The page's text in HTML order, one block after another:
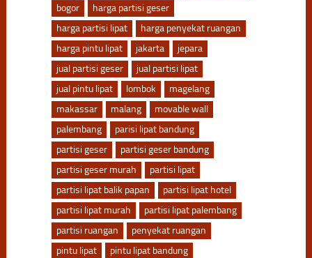
bogor
harga partisi geser
harga partisi lipat
harga penyekat ruangan
harga pintu lipat
jakarta
jepara
jual partisi geser
jual partisi lipat
jual pintu lipat
lombok
magelang
makassar
malang
movable wall
palembang
parisi lipat bandung
partisi geser
partisi geser bandung
partisi geser murah
partisi lipat
partisi lipat balik papan
partisi lipat hotel
partisi lipat murah
partisi lipat palembang
partisi ruangan
penyekat ruangan
pintu lipat
pintu lipat bandung